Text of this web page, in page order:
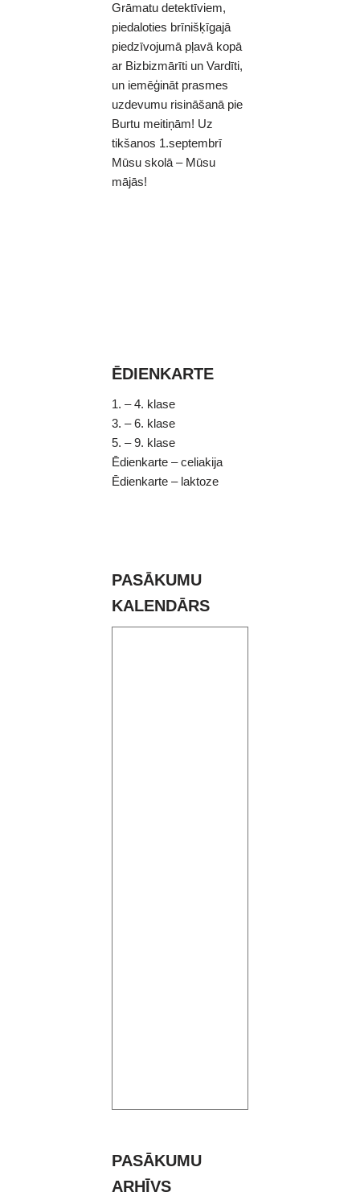
Grāmatu detektīviem,
piedaloties brīnišķīgajā
piedzīvojumā pļavā kopā
ar Bizbizmārīti un Vardīti,
un iemēģināt prasmes
uzdevumu risināšanā pie
Burtu meitiņām! Uz
tikšanos 1.septembrī
Mūsu skolā – Mūsu
mājās!
ĒDIENKARTE
1. – 4. klase
3. – 6. klase
5. – 9. klase
Ēdienkarte – celiakija
Ēdienkarte – laktoze
PASĀKUMU
KALENDĀRS
PASĀKUMU
ARHĪVS